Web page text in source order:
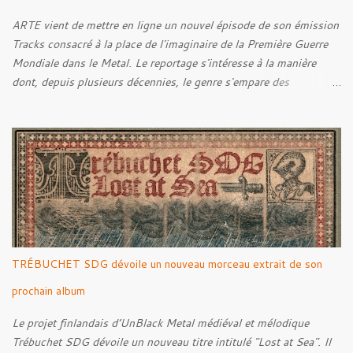
ARTE vient de mettre en ligne un nouvel épisode de son émission
Tracks consacré à la place de l'imaginaire de la Première Guerre
Mondiale dans le Metal. Le reportage s'intéresse à la manière
dont, depuis plusieurs décennies, le genre s'empare des
cette réflexion, Tracks est allé à la rencontre de Noise (
Kanonenfieber ) et de Dmytro Kumar ( 1914 ), qui reviennent sur
leur intérêt pour la Première Guerre mondiale. Le documentaire
donne également la parole au producteur Kristian "Kohle"
Kohlmannslehner, collaborateur de 1914 , ainsi qu'à l'historien
Ralf Raths, directeur du Musée allemand des blindés de Munster,
afin d'interroger plus largement la place des images de guerre
dans l'esthétique et l'imaginaire du Metal. Le reportage est à
découvrir ci-dessous :
TRÉBUCHET SDG dévoile un nouveau morceau extrait de son
prochain album
Le projet finlandais d’UnBlack Metal médiéval et mélodique
Trébuchet SDG dévoile un nouveau titre intitulé "Lost at Sea". Il